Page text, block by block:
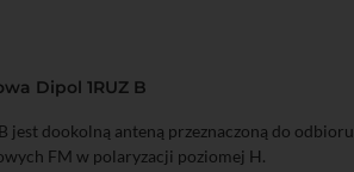
Dipol 1RUZ B
jest dookolną anteną przeznaczoną do odbioru
FM w polaryzacji poziomej H.